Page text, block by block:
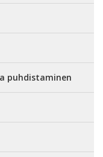
puhdistaminen